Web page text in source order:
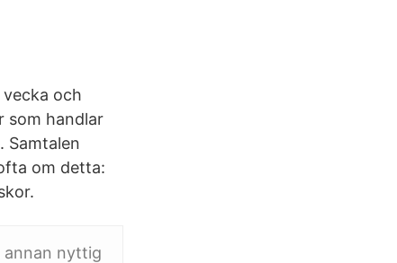
och
som handlar
Samtalen
om detta:
annan nyttig